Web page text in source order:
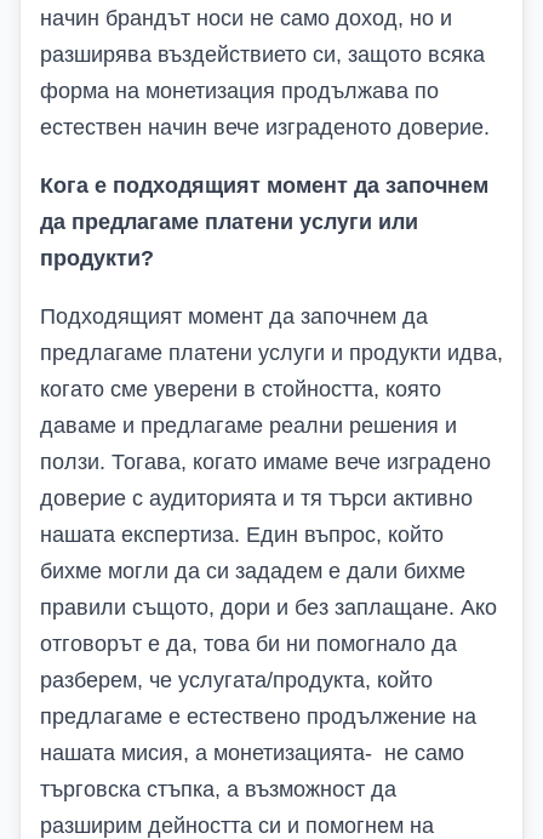
начин брандът носи не само доход, но и
разширява въздействието си, защото всяка
форма на монетизация продължава по
естествен начин вече изграденото доверие.
Кога е подходящият момент да започнем
да предлагаме платени услуги или
продукти?
Подходящият момент да започнем да
предлагаме платени услуги и продукти идва,
когато сме уверени в стойността, която
даваме и предлагаме реални решения и
ползи. Тогава, когато имаме вече изградено
доверие с аудиторията и тя търси активно
нашата експертиза. Един въпрос, който
бихме могли да си зададем е дали бихме
правили същото, дори и без заплащане. Ако
отговорът е да, това би ни помогнало да
разберем, че услугата/продукта, който
предлагаме е естествено продължение на
нашата мисия, а монетизацията- не само
търговска стъпка, а възможност да
разширим дейността си и помогнем на